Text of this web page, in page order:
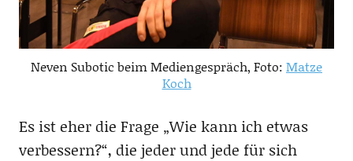
Neven Subotic beim Mediengespräch, Foto: Matze
Koch
Es ist eher die Frage „Wie kann ich etwas
verbessern?“, die jeder und jede für sich